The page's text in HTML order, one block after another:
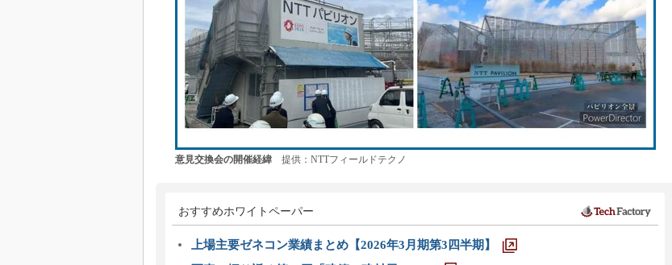
意見交換会の開催経緯提供：NTTフィールドテクノ
おすすめホワイトペーパー
上場主要ゼネコン業績まとめ【2026年3月期第3四半期】